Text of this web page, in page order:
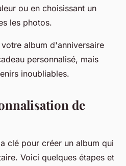
ou en choisissant un
les photos.
album d'anniversaire
personnalisé, mais
inoubliables.
de
clé pour créer un album qui
Voici quelques étapes et